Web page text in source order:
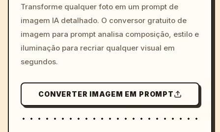
colors, 8k --v 6.0
Transforme qualquer foto em um prompt de
imagem IA detalhado. O conversor gratuito de
imagem para prompt analisa composição, estilo e
iluminação para recriar qualquer visual em
segundos.
CONVERTER IMAGEM EM PROMPT